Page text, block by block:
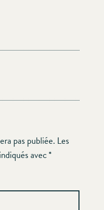
pas publiée. Les
avec*